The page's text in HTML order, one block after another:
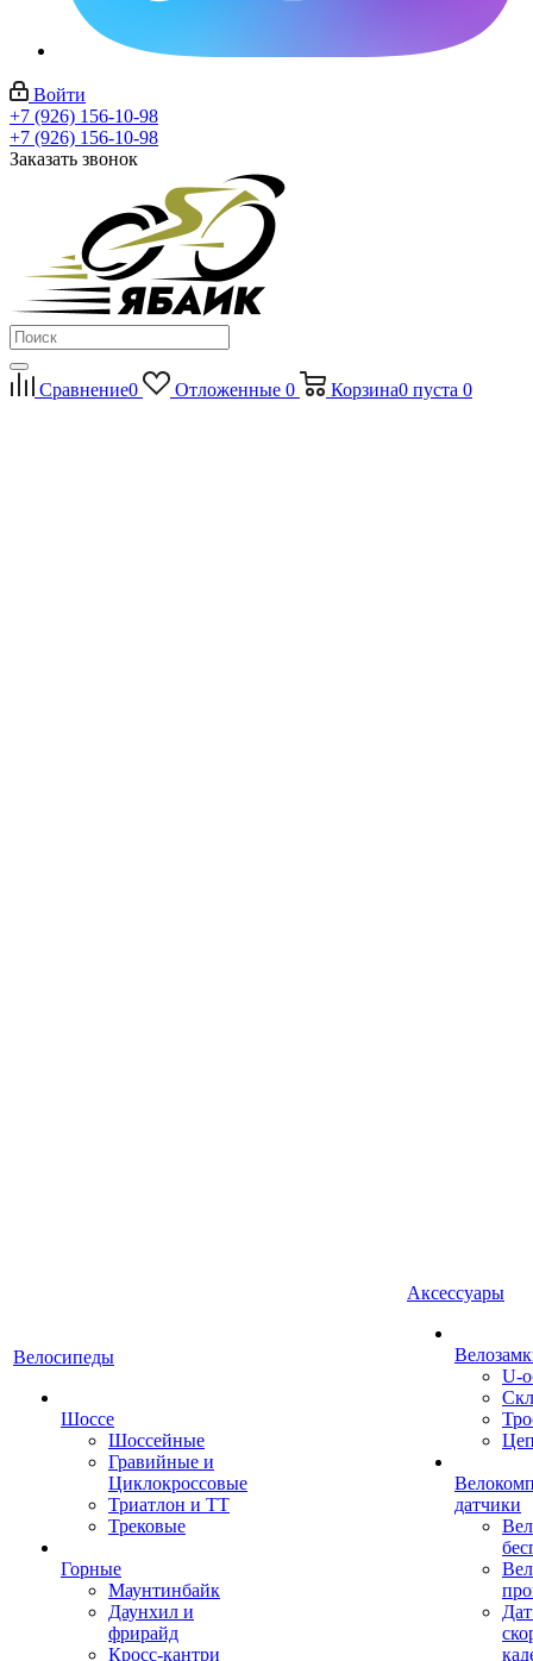
Войти
+7 (926) 156-10-98
+7 (926) 156-10-98
Заказать звонок
Сравнение0 Отложенные 0 Корзина0 пуста 0
Велосипеды
Шоссе
Шоссейные
Гравийные и
Циклокроссовые
Триатлон и ТТ
Трековые
Горные
Маунтинбайк
Даунхил и
фрирайд
Кросс-кантри
Аксессуары
U-
датчики